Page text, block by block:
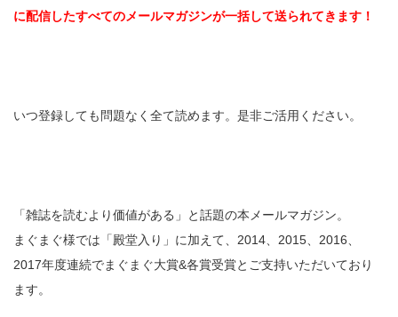
に配信したすべてのメールマガジンが一括して送られてきます！
いつ登録しても問題なく全て読めます。是非ご活用ください。
「雑誌を読むより価値がある」と話題の本メールマガジン。
まぐまぐ様では「殿堂入り」に加えて、2014、2015、2016、
2017年度連続でまぐまぐ大賞&各賞受賞とご支持いただいており
ます。